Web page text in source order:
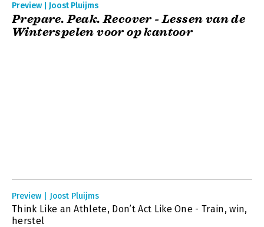
Preview | Joost Pluijms
Prepare. Peak. Recover - Lessen van de
Winterspelen voor op kantoor
Preview | Joost Pluijms
Think Like an Athlete, Don’t Act Like One - Train, win,
herstel